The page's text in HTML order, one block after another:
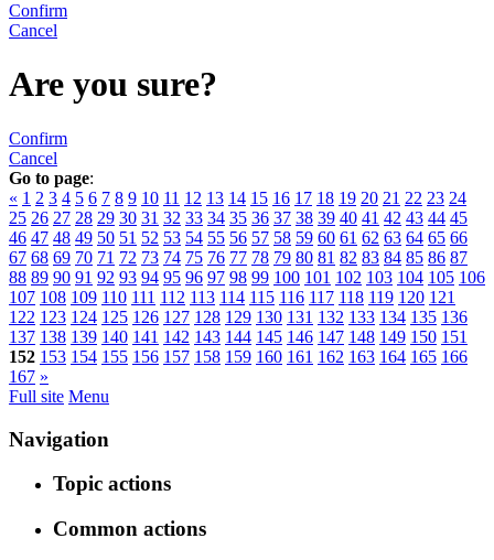
Confirm
Cancel
Are you sure?
Confirm
Cancel
Go to page:
« 1 2 3 4 5 6 7 8 9 10 11 12 13 14 15 16 17 18 19 20 21 22 23 24
25 26 27 28 29 30 31 32 33 34 35 36 37 38 39 40 41 42 43 44 45
46 47 48 49 50 51 52 53 54 55 56 57 58 59 60 61 62 63 64 65 66
67 68 69 70 71 72 73 74 75 76 77 78 79 80 81 82 83 84 85 86 87
88 89 90 91 92 93 94 95 96 97 98 99 100 101 102 103 104 105 106
107 108 109 110 111 112 113 114 115 116 117 118 119 120 121
122 123 124 125 126 127 128 129 130 131 132 133 134 135 136
137 138 139 140 141 142 143 144 145 146 147 148 149 150 151
152 153 154 155 156 157 158 159 160 161 162 163 164 165 166
167 »
Full site Menu
Navigation
Topic actions
Common actions